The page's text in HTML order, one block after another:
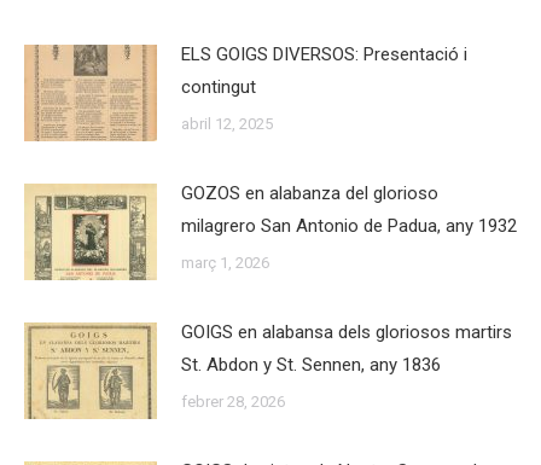
ELS GOIGS DIVERSOS: Presentació i
contingut
abril 12, 2025
GOZOS en alabanza del glorioso
milagrero San Antonio de Padua, any 1932
març 1, 2026
GOIGS en alabansa dels gloriosos martirs
St. Abdon y St. Sennen, any 1836
febrer 28, 2026